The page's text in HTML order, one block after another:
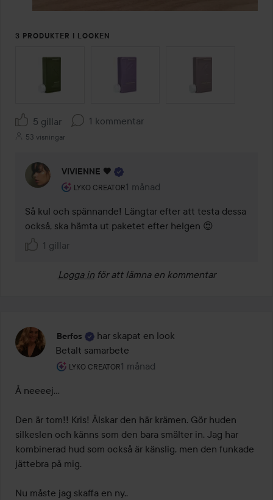
3 PRODUKTER I LOOKEN
5 gillar 1 kommentar
53 visningar
VIVIENNE 🖤
LYKO CREATOR
Användarens roll: Lyko Creator.
1 månad
Kommentaren lades 1 månad
Så kul och spännande! Längtar efter att testa dessa
också, ska hämta ut paketet efter helgen 😍
1 gillar
Logga in för att lämna en kommentar
Berfos
har skapat en look
Betalt samarbete
LYKO CREATOR
Användarens roll: Lyko Creator.
1 månad
Inlägget skapades 1 månad
Å neeeej...
Den är tom!! Kris! Älskar den här krämen. Gör huden
silkeslen och känns som den bara smälter in. Jag har
kombinerad hud som också är känslig, men den funkade
jättebra på mig.
Nu måste jag skaffa en ny..